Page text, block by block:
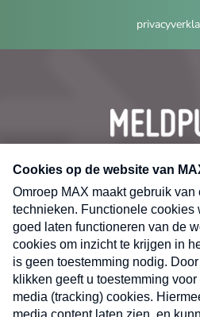
CONTACT
Volg